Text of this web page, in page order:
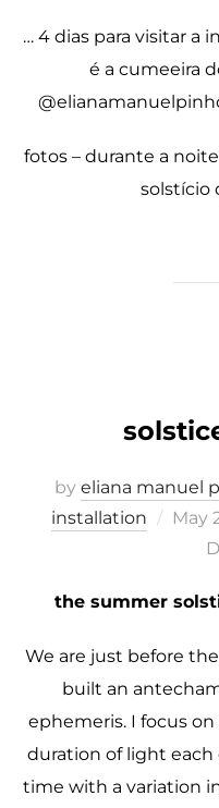
… 4 dias para visitar a
é a cumeeira
fotos – durante a
solstício
by eliana manuel
installation
May
the summer
We are just before
built an
ephemeris. I focus
duration of light each
time with a variation